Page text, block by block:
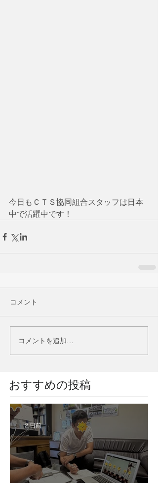
今日もＣＴＳ協同組合スタッフは日本
中で活躍中です！
コメント
コメントを追加…
​おすすめの投稿
2 日前